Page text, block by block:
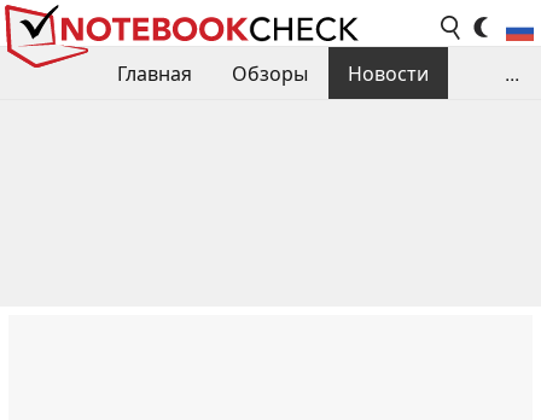
Главная Обзоры
Новости
...